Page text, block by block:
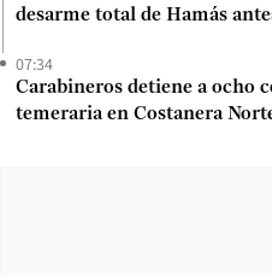
desarme total de Hamás
07:34
Carabineros detiene a ocho
temeraria en Costanera